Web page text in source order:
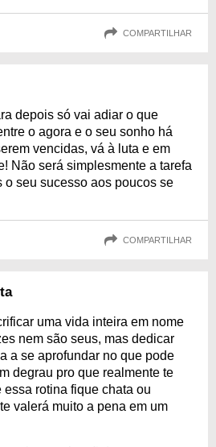
COMPARTILHAR
depois só vai adiar o que
o agora e o seu sonho há
vencidas, vá à luta e em
Não será simplesmente a tarefa
o seu sucesso aos poucos se
COMPARTILHAR
uma vida inteira em nome
nem são seus, mas dedicar
a se aprofundar no que pode
degrau pro que realmente te
rotina fique chata ou
valerá muito a pena em um